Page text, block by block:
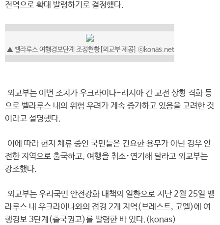
전역으로 확대 발령하기로 결정했다.
▲ 벨라루스 여행경보단계 조정현황[외교부 제공] ⓒkonas.net
외교부는 이번 조치가 우크라이나-러시아 간 교전 상황 격화 등
으로 벨라루스 내의 위험 우려가 계속 증가하고 있음을 고려한 것
이라고 설명했다.
이에 따라 현지 체류 중인 국민들은 긴요한 용무가 아닌 경우 안
전한 지역으로 출국하고, 여행을 취소･연기해 달라고 외교부는
강조했다.
외교부는 우리국민 안전강화 대책의 일환으로 지난 2월 25일 벨
라루스 내 우크라이나와의 접경 2개 지역(브레스트, 고멜)에 여
행경보 3단계(출국권고)를 발령한 바 있다.(konas)